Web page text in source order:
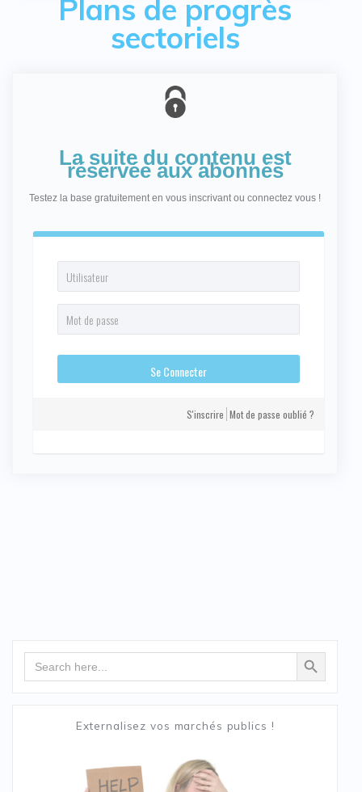
Plans de progrès
sectoriels
La suite du contenu est
réservée aux abonnés
Testez la base gratuitement en vous inscrivant ou connectez vous !
S'inscrire Mot de passe oublié ?
Search Search Button
Externalisez vos marchés publics !